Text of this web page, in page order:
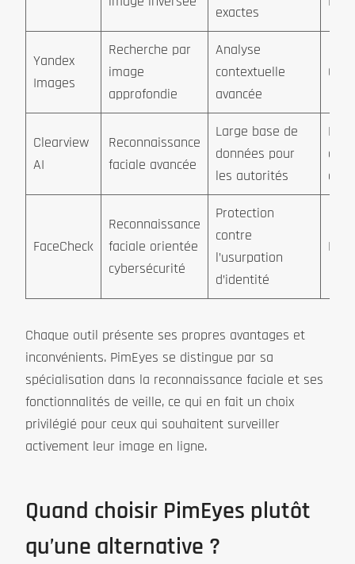
exactes
Yandex
Images
Recherche par
image
approfondie
Analyse
contextuelle
avancée
Clearview
AI
Reconnaissance
faciale avancée
Large base de
données pour
les autorités
aux
FaceCheck
Reconnaissance
faciale orientée
cybersécurité
Protection
contre
l’usurpation
d’identité
Chaque outil présente ses propres avantages et
inconvénients. PimEyes se distingue par sa
spécialisation dans la reconnaissance faciale et ses
fonctionnalités de veille, ce qui en fait un choix
privilégié pour ceux qui souhaitent surveiller
activement leur image en ligne.
Quand choisir PimEyes plutôt
qu’une alternative ?